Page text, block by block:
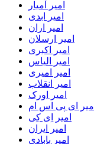
امیر آمیار
امیر ابدی
امیر اران
امیر ارسلان
امیر اکبری
امیر الیاس
امیر امیری
امیر انقلاب
امیر اورک
امیر ای پی اس ام
امیر اِی کِی
امیر ایران
امیر بابادی